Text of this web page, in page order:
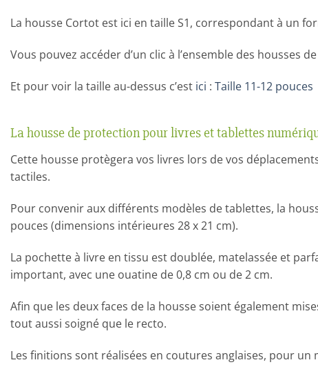
La housse Cortot est ici en taille S1, correspondant à un
Vous pouvez accéder d’un clic à l’ensemble des housses
Et pour voir la taille au-dessus c’est ici : Taille 11-12 pouces
La housse de protection pour livres et tablettes
Cette housse protègera vos livres lors de vos
tactiles.
Pour convenir aux différents modèles de tablettes, la
pouces (dimensions intérieures 28 x 21 cm).
La pochette à livre en tissu est doublée, matelassée et
important, avec une ouatine de 0,8 cm ou de 2 cm.
Afin que les deux faces de la housse soient également
tout aussi soigné que le recto.
Les finitions sont réalisées en coutures anglaises, pour